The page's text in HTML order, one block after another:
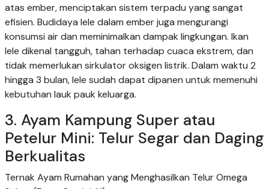
atas ember, menciptakan sistem terpadu yang sangat
efisien. Budidaya lele dalam ember juga mengurangi
konsumsi air dan meminimalkan dampak lingkungan. Ikan
lele dikenal tangguh, tahan terhadap cuaca ekstrem, dan
tidak memerlukan sirkulator oksigen listrik. Dalam waktu 2
hingga 3 bulan, lele sudah dapat dipanen untuk memenuhi
kebutuhan lauk pauk keluarga.
3. Ayam Kampung Super atau
Petelur Mini: Telur Segar dan Daging
Berkualitas
Ternak Ayam Rumahan yang Menghasilkan Telur Omega